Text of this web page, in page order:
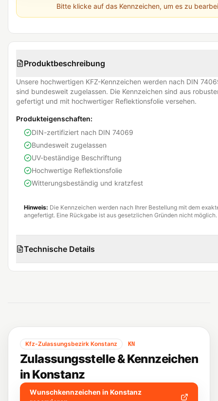
Bitte klicke auf das Kennzeichen, um es zu
Produktbeschreibung
Unsere hochwertigen KFZ-Kennzeichen werden nach DIN
sind bundesweit zugelassen. Die Kennzeichen sind aus
gefertigt und mit hochwertiger Reflektionsfolie versehen.
Produkteigenschaften:
DIN-zertifiziert nach DIN 74069
Bundesweit zugelassen
UV-beständige Beschriftung
Hochwertige Reflektionsfolie
Witterungsbeständig und kratzfest
Hinweis: Die Kennzeichen werden nach Ihrer Bestellung mit dem
angefertigt. Eine Rückgabe ist aus gesetzlichen Gründen nicht möglich.
Technische Details
Kfz-Zulassungsbezirk Konstanz KN
Zulassungsstelle & Kennzeichen
in Konstanz
Wunschkennzeichen in Konstanz